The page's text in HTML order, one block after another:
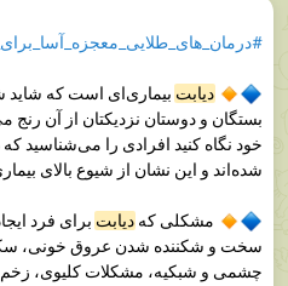
دیابت بیماری‌ای است که شاید
بستگان و دوستان نزدیکتان از آن رنج
خود نگاه کنید افرادی را می‌شناسید که
شده‌اند و این نشان از شیوع بالای
مشکلی که دیابت برای فرد
سخت و شکننده شدن عروق خونی،
چشمی و شبکیه، مشکلات کلیوی،